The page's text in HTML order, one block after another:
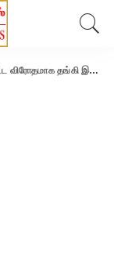
தங்கி இருந்த வங்காளதேச வாலிபர்கள் 2 பேர் கைது.